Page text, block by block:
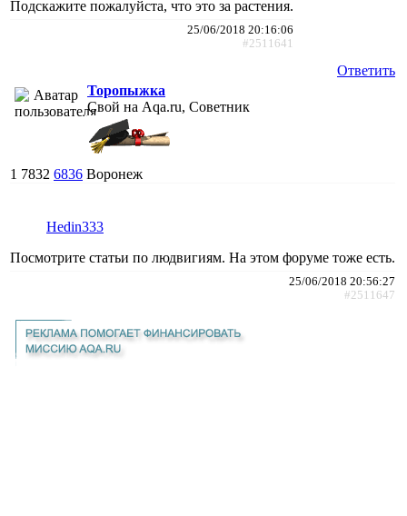
Подскажите пожалуйста, что это за растения.
25/06/2018 20:16:06
#2511641
Ответить
Торопыжка
Свой на Aqa.ru, Советник
1 7832 6836 Воронеж
Hedin333
Посмотрите статьи по людвигиям. На этом форуме тоже есть.
25/06/2018 20:56:27
#2511647